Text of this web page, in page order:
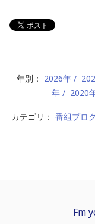
年別： 2026年
年
2020
カテゴリ： 番組ブロ
Fm